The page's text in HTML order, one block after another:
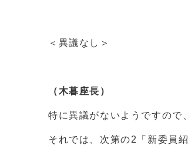
＜異議なし＞
（木暮座長）
特に異議がないようですので
それでは、次第の2「新委員